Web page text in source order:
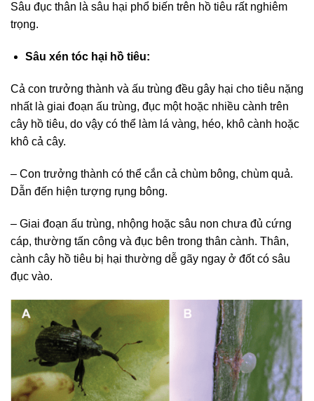
Sâu đục thân là sâu hại phổ biến trên hồ tiêu rất nghiêm
trọng.
Sâu xén tóc hại hồ tiêu:
Cả con trưởng thành và ấu trùng đều gây hại cho tiêu nặng
nhất là giai đoạn ấu trùng, đục một hoặc nhiều cành trên
cây hồ tiêu, do vậy có thể làm lá vàng, héo, khô cành hoặc
khô cả cây.
– Con trưởng thành có thể cắn cả chùm bông, chùm quả.
Dẫn đến hiện tượng rụng bông.
– Giai đoạn ấu trùng, nhộng hoặc sâu non chưa đủ cứng
cáp, thường tấn công và đục bên trong thân cành. Thân,
cành cây hồ tiêu bị hại thường dễ gãy ngay ở đốt có sâu
đục vào.